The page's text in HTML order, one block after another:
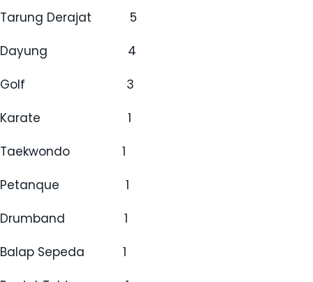
Tarung Derajat 5
Dayung 4
Golf 3
Karate 1
Taekwondo 1
Petanque 1
Drumband 1
Balap Sepeda 1